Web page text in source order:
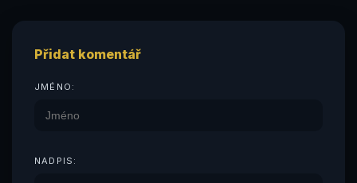
Přidat komentář
JMÉNO:
NADPIS: